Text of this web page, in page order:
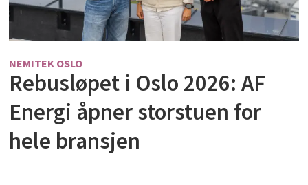
NEMITEK OSLO
Rebusløpet i Oslo 2026: AF
Energi åpner storstuen for
hele bransjen